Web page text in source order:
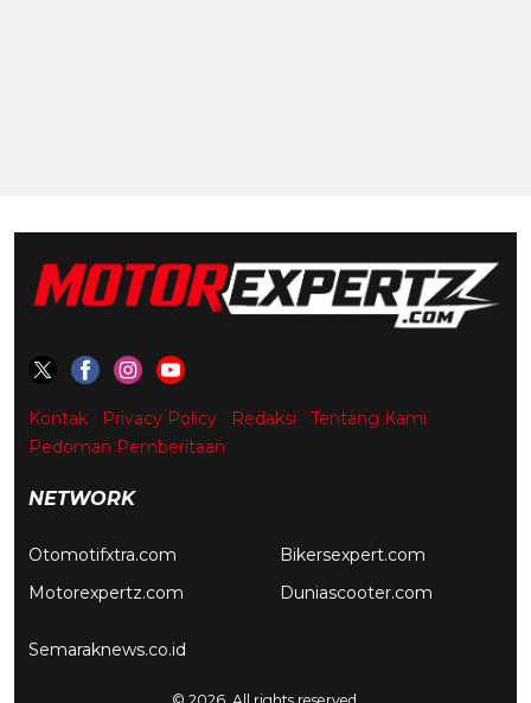
Kontak Privacy Policy Redaksi
Tentang Kami
Pedoman Pemberitaan
NETWORK
Otomotifxtra.com
Motorexpertz.com
Bikersexpert.com
Duniascooter.com
Semaraknews.co.id